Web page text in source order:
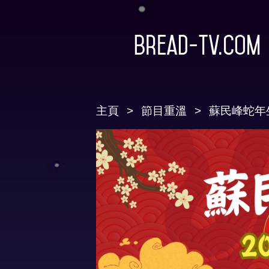
Bread-TV.com
主頁 節目重溫 蘇民峰蛇